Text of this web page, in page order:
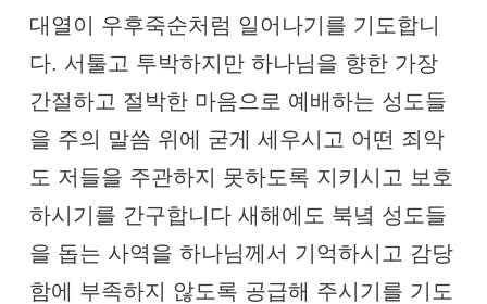
대열이 우후죽순처럼 일어나기를 기도합니
다. 서툴고 투박하지만 하나님을 향한 가장
간절하고 절박한 마음으로 예배하는 성도들
을 주의 말씀 위에 굳게 세우시고 어떤 죄악
도 저들을 주관하지 못하도록 지키시고 보호
하시기를 간구합니다 새해에도 북녘 성도들
을 돕는 사역을 하나님께서 기억하시고 감당
함에 부족하지 않도록 공급해 주시기를 기도